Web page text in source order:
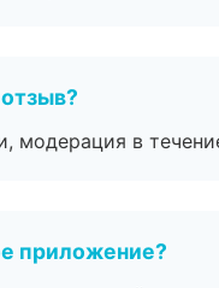
модерация в
приложение?